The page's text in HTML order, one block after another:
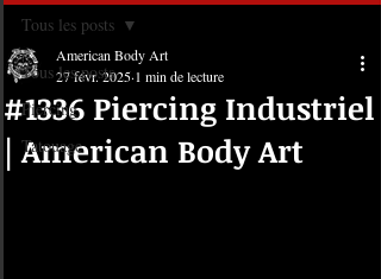
Tous les posts
Piercing
Tatouage
Tous les posts
#1336 Piercing Industriel
| American Body Art
American Body Art
27 févr. 2025 1 min de lecture